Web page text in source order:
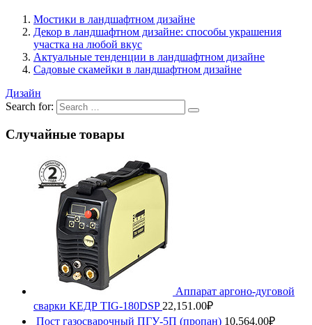
Мостики в ландшафтном дизайне
Декор в ландшафтном дизайне: способы украшения
участка на любой вкус
Актуальные тенденции в ландшафтном дизайне
Садовые скамейки в ландшафтном дизайне
Дизайн
Search for:
Случайные товары
Аппарат аргоно-дуговой
сварки КЕДР TIG-180DSP 22,151.00₽
Пост газосварочный ПГУ-5П (пропан) 10,564.00₽